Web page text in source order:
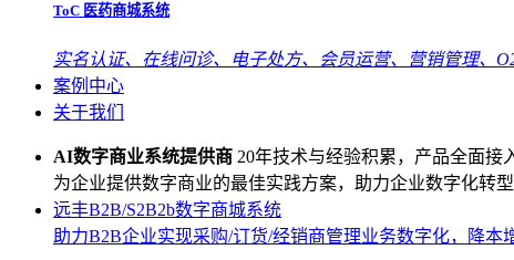
ToC 医药商城系统
实名认证、在线问诊、电子处方、会员运营、营销管理、
案例中心
关于我们
AI数字商业系统提供商 20年技术与经验积累，产品全面接
为企业提供数字商业的最佳实践方案，助力企业数字化转
远丰B2B/S2B2b数字商城系统
助力B2B企业实现采购/订货/经销商管理业务数字化，降本